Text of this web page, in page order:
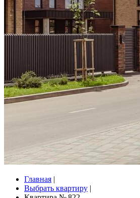
Главная |
Выбрать квартиру |